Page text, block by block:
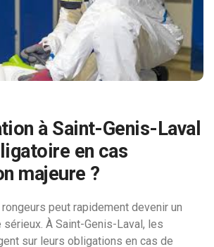
à Saint-Genis-Laval
en cas
majeure ?
peut rapidement devenir un
À Saint-Genis-Laval, les
sur leurs obligations en cas de